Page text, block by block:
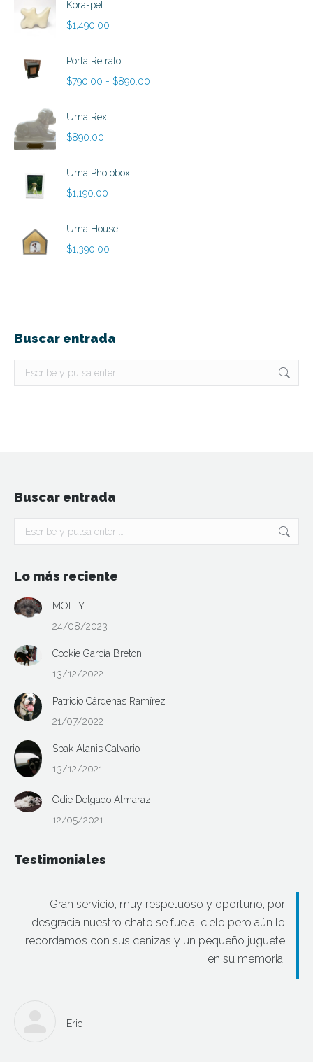
Kora-pet
$1,490.00
Porta Retrato
$790.00 - $890.00
Urna Rex
$890.00
Urna Photobox
$1,190.00
Urna House
$1,390.00
Buscar entrada
Buscar:
Buscar entrada
Buscar:
Lo más reciente
MOLLY
24/08/2023
Cookie García Breton
13/12/2022
Patricio Cárdenas Ramírez
21/07/2022
Spak Alanis Calvario
13/12/2021
Odie Delgado Almaraz
12/05/2021
Testimoniales
Gran servicio, muy respetuoso y oportuno, por
desgracia nuestro chato se fue al cielo pero aún lo
recordamos con sus cenizas y un pequeño juguete
en su memoria.
Eric